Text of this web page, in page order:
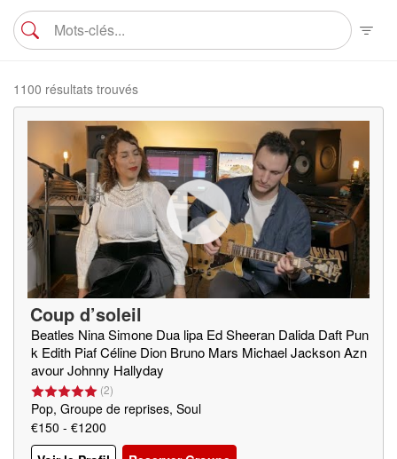
1100 résultats trouvés
Coup d’soleil
Beatles Nina Simone Dua lipa Ed Sheeran Dalida Daft Pun
k Edith Piaf Céline Dion Bruno Mars Michael Jackson Azn
avour Johnny Hallyday
(2)
Pop, Groupe de reprises, Soul
€150 - €1200